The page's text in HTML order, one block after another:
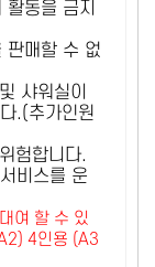
동을 금지
판매할 수 없
샤워실이
.(추가인원
험합니다.
비스를 운
여 할 수 있
4인용 (A3